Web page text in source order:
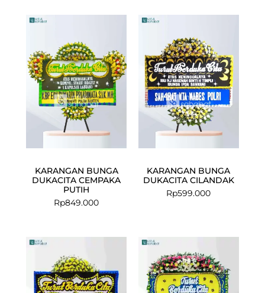
KARANGAN BUNGA
DUKACITA CEMPAKA
PUTIH
Rp849.000
KARANGAN BUNGA
DUKACITA CILANDAK
Rp599.000